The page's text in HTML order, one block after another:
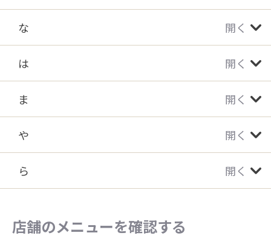
な 開く
は 開く
ま 開く
や 開く
ら 開く
店舗のメニューを確認する